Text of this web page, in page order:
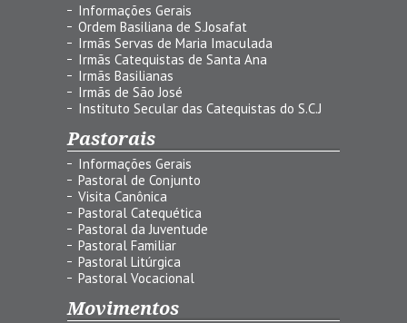
Informações Gerais
Ordem Basiliana de S.Josafat
Irmãs Servas de Maria Imaculada
Irmãs Catequistas de Santa Ana
Irmãs Basilianas
Irmãs de São José
Instituto Secular das Catequistas do S.C.J
Pastorais
Informações Gerais
Pastoral de Conjunto
Visita Canônica
Pastoral Catequética
Pastoral da Juventude
Pastoral Familiar
Pastoral Litúrgica
Pastoral Vocacional
Movimentos